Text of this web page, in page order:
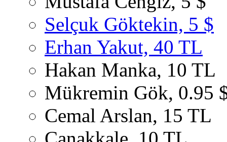
Selçuk Göktekin, 5 $
Erhan Yakut, 40 TL
Hakan Manka, 10 TL
Mükremin Gök, 0.95
Cemal Arslan, 15 TL